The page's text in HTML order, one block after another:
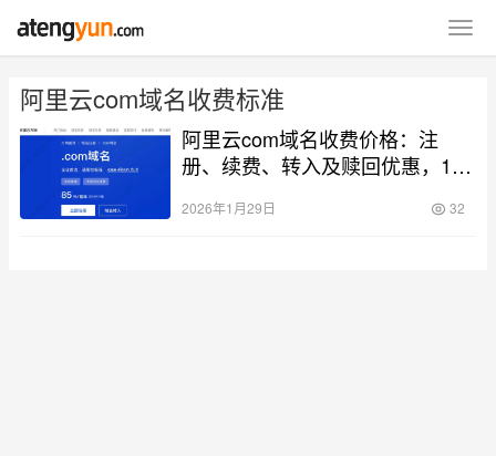
阿里云com域名收费标准
阿里云com域名收费价格：注
册、续费、转入及赎回优惠，1年
2026年1月29日 32